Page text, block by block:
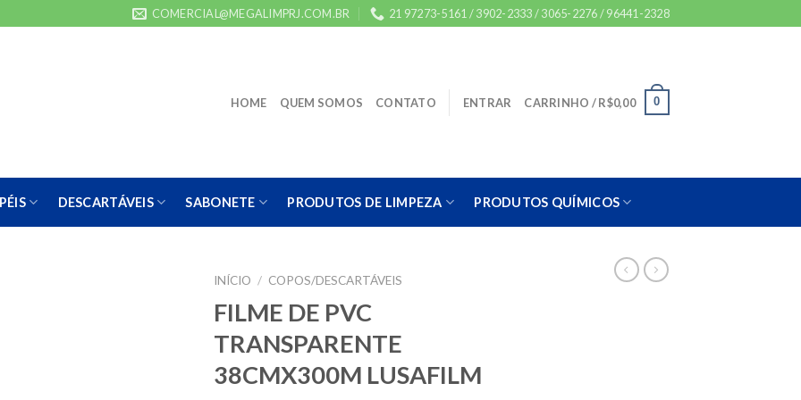
COMERCIAL@MEGALIMPRJ.COM.BR 21 97273-5161 / 3902-2333 / 3065-2276 / 96441-2328
HOME QUEM SOMOS CONTATO ENTRAR CARRINHO /R$0,00 0
DESCARTÁVEIS SABONETE PRODUTOS DE LIMPEZA PRODUTOS QUÍMICOS
INÍCIO / COPOS/DESCARTÁVEIS
FILME DE PVC
TRANSPARENTE
38CMX300M LUSAFILM